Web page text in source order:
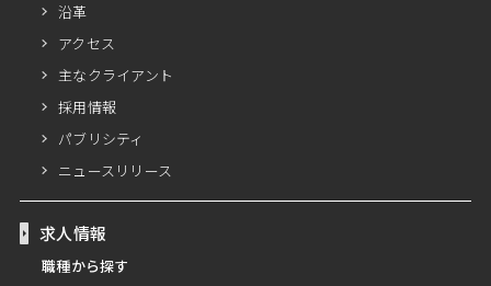
沿革
アクセス
主なクライアント
採用情報
パブリシティ
ニュースリリース
求人情報
職種から探す